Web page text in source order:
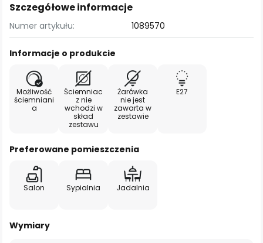
Szczegółowe informacje
Numer artykułu: 1089570
Informacje o produkcie
Możliwość
ściemniani
a
Ściemniac
z nie
wchodzi w
skład
zestawu
Żarówka
nie jest
zawarta w
zestawie
E27
Preferowane pomieszczenia
Salon Sypialnia Jadalnia
Wymiary